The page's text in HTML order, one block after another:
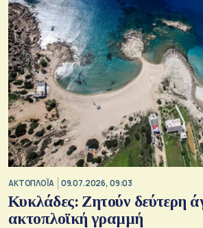
ΑΚΤΟΠΛΟΪΑ 09.07.2026, 09:03
Κυκλάδες: Ζητούν δεύτερη
ακτοπλοϊκή γραμμή